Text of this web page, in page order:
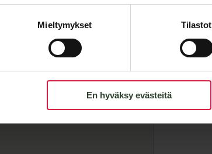
Mieltymykset Tilastot
En hyväksy evästeitä
Meddelande